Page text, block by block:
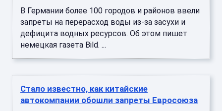
В Германии более 100 городов и районов ввели
запреты на перерасход воды из-за засухи и
дефицита водных ресурсов. Об этом пишет
немецкая газета Bild. ...
Стало известно, как китайские
автокомпании обошли запреты Евросоюза